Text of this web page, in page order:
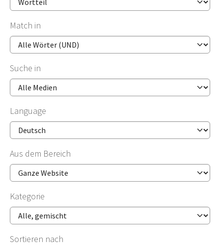
Match in
Suche in
Language
Aus dem Bereich
Kategorie
Sortieren nach